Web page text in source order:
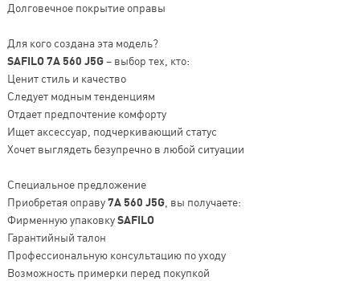
Долговечное покрытие оправы
Для кого создана эта модель?
SAFILO 7A 560 J5G– выбор тех, кто:
Ценит стиль и качество
Следует модным тенденциям
Отдает предпочтение комфорту
Ищет аксессуар, подчеркивающий статус
Хочет выглядеть безупречно в любой ситуации
Специальное предложение
Приобретая оправу7A 560 J5G, вы получаете:
Фирменную упаковкуSAFILO
Гарантийный талон
Профессиональную консультацию по уходу
Возможность примерки перед покупкой